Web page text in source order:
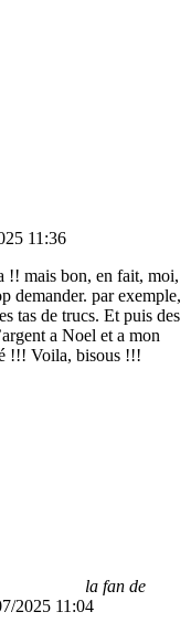
11:36
!! mais bon, en fait, moi,
demander. par exemple,
tas de trucs. Et puis des
a Noel et a mon
!!! Voila, bisous !!!
la fan de
2025 11:04